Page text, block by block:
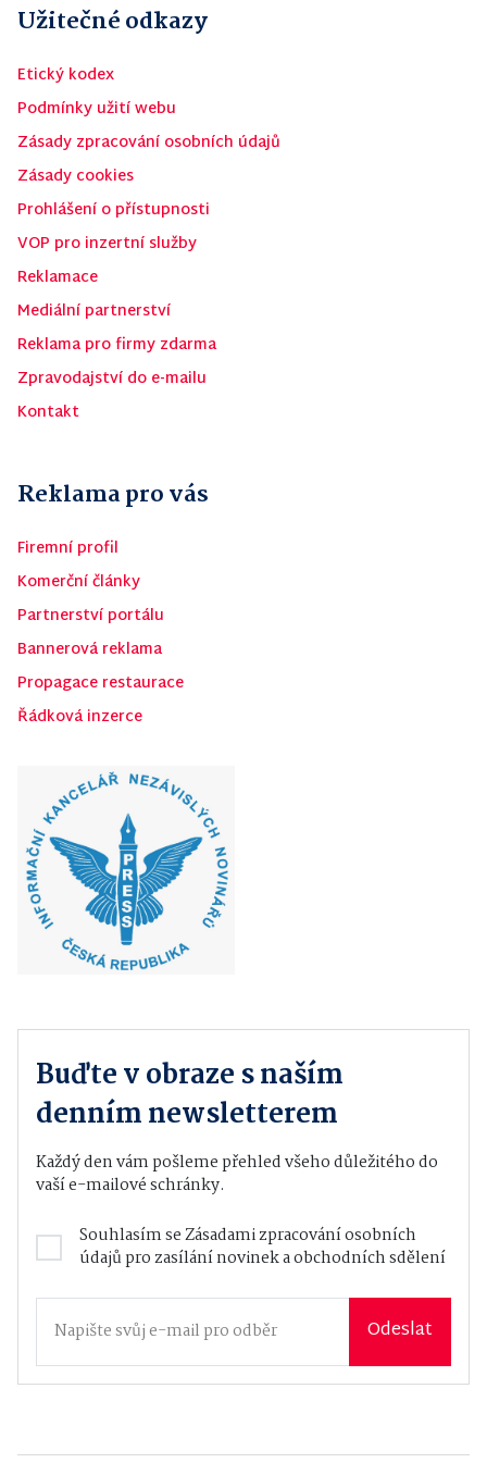
Užitečné odkazy
Etický kodex
Podmínky užití webu
Zásady zpracování osobních údajů
Zásady cookies
Prohlášení o přístupnosti
VOP pro inzertní služby
Reklamace
Mediální partnerství
Reklama pro firmy zdarma
Zpravodajství do e-mailu
Kontakt
Reklama pro vás
Firemní profil
Komerční články
Partnerství portálu
Bannerová reklama
Propagace restaurace
Řádková inzerce
Buďte v obraze s naším
denním newsletterem
Každý den vám pošleme přehled všeho důležitého do
vaší e-mailové schránky.
Souhlasím seZásadami zpracování osobních
údajůpro zasílání novinek a obchodních sdělení
Odeslat